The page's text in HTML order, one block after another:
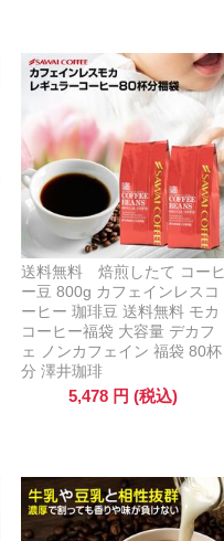
送料無料 焙煎したて コーヒ
ー豆 800g カフェインレスコ
ーヒー 珈琲豆 送料無料 モカ
コーヒー福袋 大容量 デカフ
ェ ノンカフェイン 福袋 80杯
分 澤井珈琲
5,478 円 (税込)